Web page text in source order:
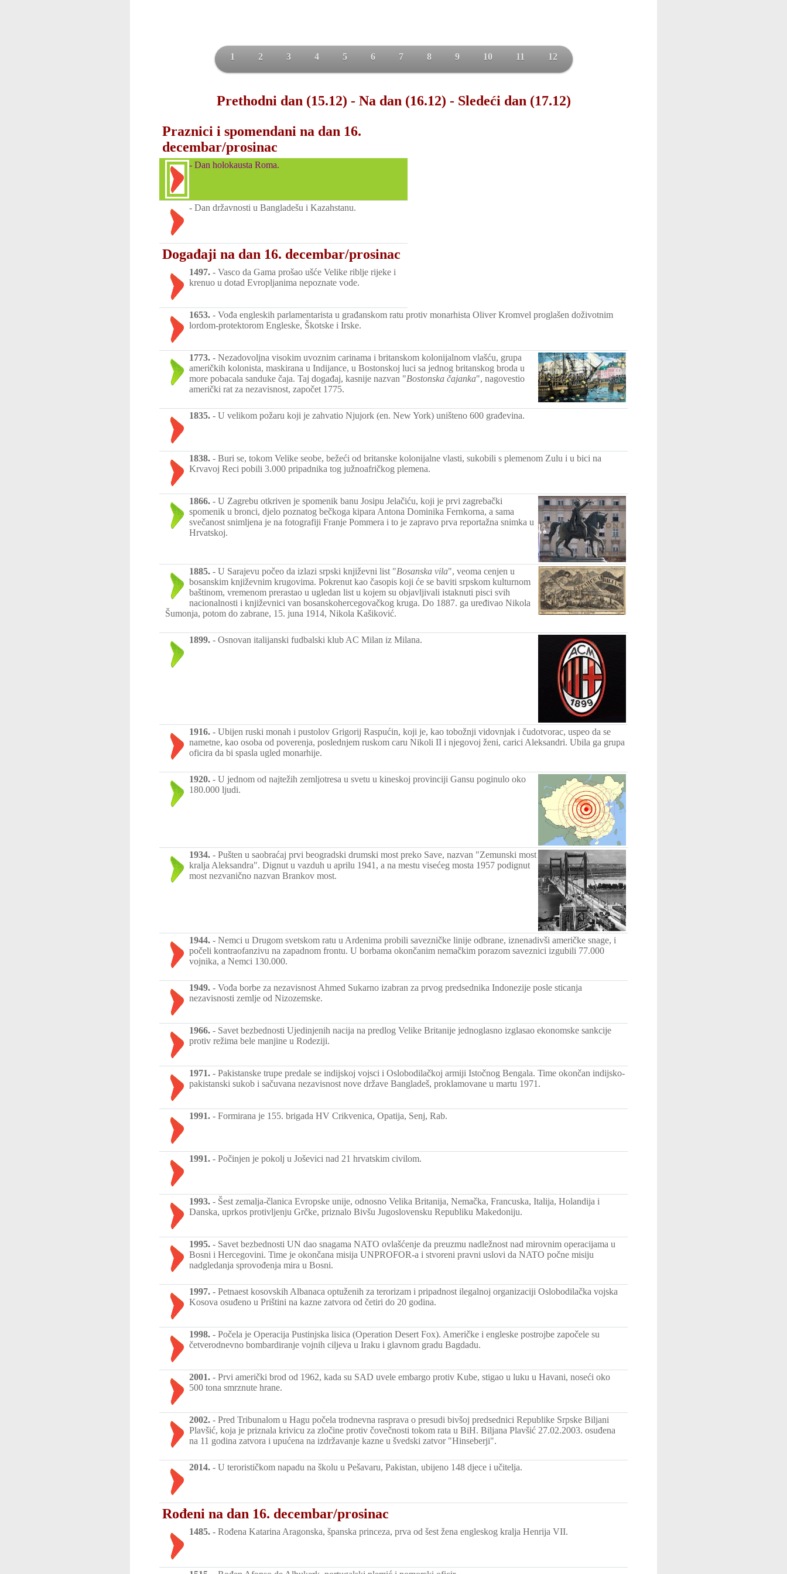
1 2 3 4 5 6 7 8 9 10 11 12
Prethodni dan (15.12) - Na dan (16.12) - Sledeći dan (17.12)
Praznici i spomendani na dan 16.
decembar/prosinac
- Dan holokausta Roma.
- Dan državnosti u Bangladešu i Kazahstanu.
Događaji na dan 16. decembar/prosinac
1497. - Vasco da Gama prošao ušće Velike riblje rijeke i
krenuo u dotad Evropljanima nepoznate vode.
1653. - Vođa engleskih parlamentarista u građanskom ratu protiv monarhista Oliver Kromvel proglašen doživotnim
lordom-protektorom Engleske, Škotske i Irske.
1773. - Nezadovoljna visokim uvoznim carinama i britanskom kolonijalnom vlašću, grupa
američkih kolonista, maskirana u Indijance, u Bostonskoj luci sa jednog britanskog broda u
more pobacala sanduke čaja. Taj događaj, kasnije nazvan "Bostonska čajanka", nagovestio
američki rat za nezavisnost, započet 1775.
1835. - U velikom požaru koji je zahvatio Njujork (en. New York) uništeno 600 građevina.
1838. - Buri se, tokom Velike seobe, bežeći od britanske kolonijalne vlasti, sukobili s plemenom Zulu i u bici na
Krvavoj Reci pobili 3.000 pripadnika tog južnoafričkog plemena.
1866. - U Zagrebu otkriven je spomenik banu Josipu Jelačiću, koji je prvi zagrebački
spomenik u bronci, djelo poznatog bečkoga kipara Antona Dominika Fernkorna, a sama
svečanost snimljena je na fotografiji Franje Pommera i to je zapravo prva reportažna snimka u
Hrvatskoj.
1885. - U Sarajevu počeo da izlazi srpski književni list "Bosanska vila", veoma cenjen u
bosanskim književnim krugovima. Pokrenut kao časopis koji će se baviti srpskom kulturnom
baštinom, vremenom prerastao u ugledan list u kojem su objavljivali istaknuti pisci svih
nacionalnosti i književnici van bosanskohercegovačkog kruga. Do 1887. ga uređivao Nikola
Šumonja, potom do zabrane, 15. juna 1914, Nikola Kašiković.
1899. - Osnovan italijanski fudbalski klub AC Milan iz Milana.
1916. - Ubijen ruski monah i pustolov Grigorij Raspućin, koji je, kao tobožnji vidovnjak i čudotvorac, uspeo da se
nametne, kao osoba od poverenja, poslednjem ruskom caru Nikoli II i njegovoj ženi, carici Aleksandri. Ubila ga grupa
oficira da bi spasla ugled monarhije.
1920. - U jednom od najtežih zemljotresa u svetu u kineskoj provinciji Gansu poginulo oko
180.000 ljudi.
1934. - Pušten u saobraćaj prvi beogradski drumski most preko Save, nazvan "Zemunski most
kralja Aleksandra". Dignut u vazduh u aprilu 1941, a na mestu visećeg mosta 1957 podignut
most nezvanično nazvan Brankov most.
1944. - Nemci u Drugom svetskom ratu u Ardenima probili savezničke linije odbrane, iznenadivši američke snage, i
počeli kontraofanzivu na zapadnom frontu. U borbama okončanim nemačkim porazom saveznici izgubili 77.000
vojnika, a Nemci 130.000.
1949. - Vođa borbe za nezavisnost Ahmed Sukarno izabran za prvog predsednika Indonezije posle sticanja
nezavisnosti zemlje od Nizozemske.
1966. - Savet bezbednosti Ujedinjenih nacija na predlog Velike Britanije jednoglasno izglasao ekonomske sankcije
protiv režima bele manjine u Rodeziji.
1971. - Pakistanske trupe predale se indijskoj vojsci i Oslobodilačkoj armiji Istočnog Bengala. Time okončan indijsko-
pakistanski sukob i sačuvana nezavisnost nove države Bangladeš, proklamovane u martu 1971.
1991. - Formirana je 155. brigada HV Crikvenica, Opatija, Senj, Rab.
1991. - Počinjen je pokolj u Joševici nad 21 hrvatskim civilom.
1993. - Šest zemalja-članica Evropske unije, odnosno Velika Britanija, Nemačka, Francuska, Italija, Holandija i
Danska, uprkos protivljenju Grčke, priznalo Bivšu Jugoslovensku Republiku Makedoniju.
1995. - Savet bezbednosti UN dao snagama NATO ovlašćenje da preuzmu nadležnost nad mirovnim operacijama u
Bosni i Hercegovini. Time je okončana misija UNPROFOR-a i stvoreni pravni uslovi da NATO počne misiju
nadgledanja sprovođenja mira u Bosni.
1997. - Petnaest kosovskih Albanaca optuženih za terorizam i pripadnost ilegalnoj organizaciji Oslobodilačka vojska
Kosova osuđeno u Prištini na kazne zatvora od četiri do 20 godina.
1998. - Počela je Operacija Pustinjska lisica (Operation Desert Fox). Američke i engleske postrojbe započele su
četverodnevno bombardiranje vojnih ciljeva u Iraku i glavnom gradu Bagdadu.
2001. - Prvi američki brod od 1962, kada su SAD uvele embargo protiv Kube, stigao u luku u Havani, noseći oko
500 tona smrznute hrane.
2002. - Pred Tribunalom u Hagu počela trodnevna rasprava o presudi bivšoj predsednici Republike Srpske Biljani
Plavšić, koja je priznala krivicu za zločine protiv čovečnosti tokom rata u BiH. Biljana Plavšić 27.02.2003. osuđena
na 11 godina zatvora i upućena na izdržavanje kazne u švedski zatvor "Hinseberji".
2014. - U terorističkom napadu na školu u Pešavaru, Pakistan, ubijeno 148 djece i učitelja.
Rođeni na dan 16. decembar/prosinac
1485. - Rođena Katarina Aragonska, španska princeza, prva od šest žena engleskog kralja Henrija VII.